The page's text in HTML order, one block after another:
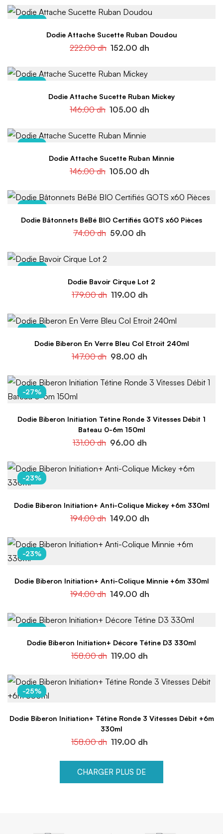
-32%
Dodie Attache Sucette Ruban Doudou
222.00dh 152.00 dh
-28%
Dodie Attache Sucette Ruban Mickey
146.00dh 105.00 dh
-28%
Dodie Attache Sucette Ruban Minnie
146.00dh 105.00 dh
-20%
Dodie Bâtonnets BéBé BIO Certifiés GOTS x60 Pièces
74.00dh 59.00 dh
-34%
Dodie Bavoir Cirque Lot 2
179.00dh 119.00 dh
-33%
Dodie Biberon En Verre Bleu Col Etroit 240ml
147.00dh 98.00 dh
-27%
Dodie Biberon Initiation Tétine Ronde 3 Vitesses Débit 1
Bateau 0-6m 150ml
131.00dh 96.00 dh
-23%
Dodie Biberon Initiation+ Anti-Colique Mickey +6m 330ml
194.00dh 149.00 dh
-23%
Dodie Biberon Initiation+ Anti-Colique Minnie +6m 330ml
194.00dh 149.00 dh
-25%
Dodie Biberon Initiation+ Décore Tétine D3 330ml
158.00dh 119.00 dh
-25%
Dodie Biberon Initiation+ Tétine Ronde 3 Vitesses Débit +6m
330ml
158.00dh 119.00 dh
CHARGER PLUS DE